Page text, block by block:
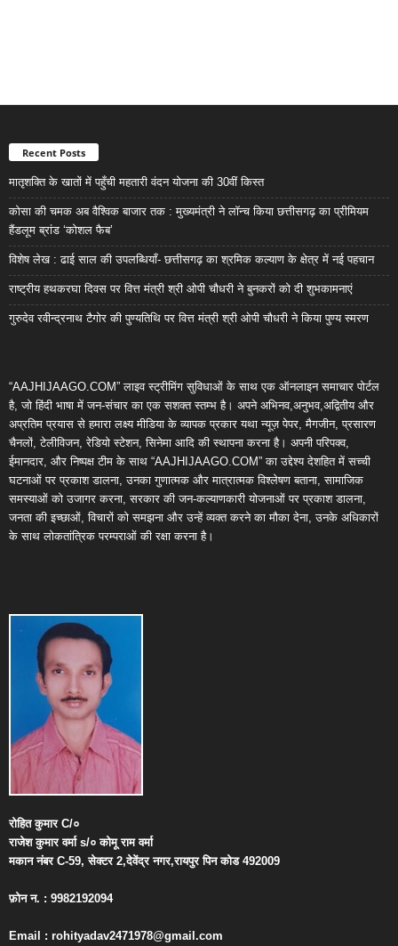
Recent Posts
मातृशक्ति के खातों में पहुँची महतारी वंदन योजना की 30वीं किस्त
कोसा की चमक अब वैश्विक बाजार तक : मुख्यमंत्री ने लॉन्च किया छत्तीसगढ़ का प्रीमियम
हैंडलूम ब्रांड ‘कोशल फैब’
विशेष लेख : ढाई साल की उपलब्धियाँ- छत्तीसगढ़ का श्रमिक कल्याण के क्षेत्र में नई पहचान
राष्ट्रीय हथकरघा दिवस पर वित्त मंत्री श्री ओपी चौधरी ने बुनकरों को दी शुभकामनाएं
गुरुदेव रवीन्द्रनाथ टैगोर की पुण्यतिथि पर वित्त मंत्री श्री ओपी चौधरी ने किया पुण्य स्मरण
“AAJHIJAAGO.COM” लाइव स्ट्रीमिंग सुविधाओं के साथ एक ऑनलाइन समाचार पोर्टल
है, जो हिंदी भाषा में जन-संचार का एक सशक्त स्तम्भ है। अपने अभिनव,अनुभव,अद्वितीय और
अप्रतिम प्रयास से हमारा लक्ष्य मीडिया के व्यापक प्रकार यथा न्यूज़ पेपर, मैगजीन, प्रसारण
चैनलों, टेलीविजन, रेडियो स्टेशन, सिनेमा आदि की स्थापना करना है। अपनी परिपक्व,
ईमानदार, और निष्पक्ष टीम के साथ “AAJHIJAAGO.COM” का उद्देश्य देशहित में सच्ची
घटनाओं पर प्रकाश डालना, उनका गुणात्मक और मात्रात्मक विश्लेषण बताना, सामाजिक
समस्याओं को उजागर करना, सरकार की जन-कल्याणकारी योजनाओं पर प्रकाश डालना,
जनता की इच्छाओं, विचारों को समझना और उन्हें व्यक्त करने का मौका देना, उनके अधिकारों
के साथ लोकतांत्रिक परम्पराओं की रक्षा करना है।
रोहित कुमारC/०
राजेश कुमार वर्माs/० कोमू राम वर्मा
मकान नंबरC-59,सेक्टर2,देवेंद्र नगर,रायपुर पिन कोड492009
फ़ोन न. : 9982192094
Email : rohityadav2471978@gmail.com